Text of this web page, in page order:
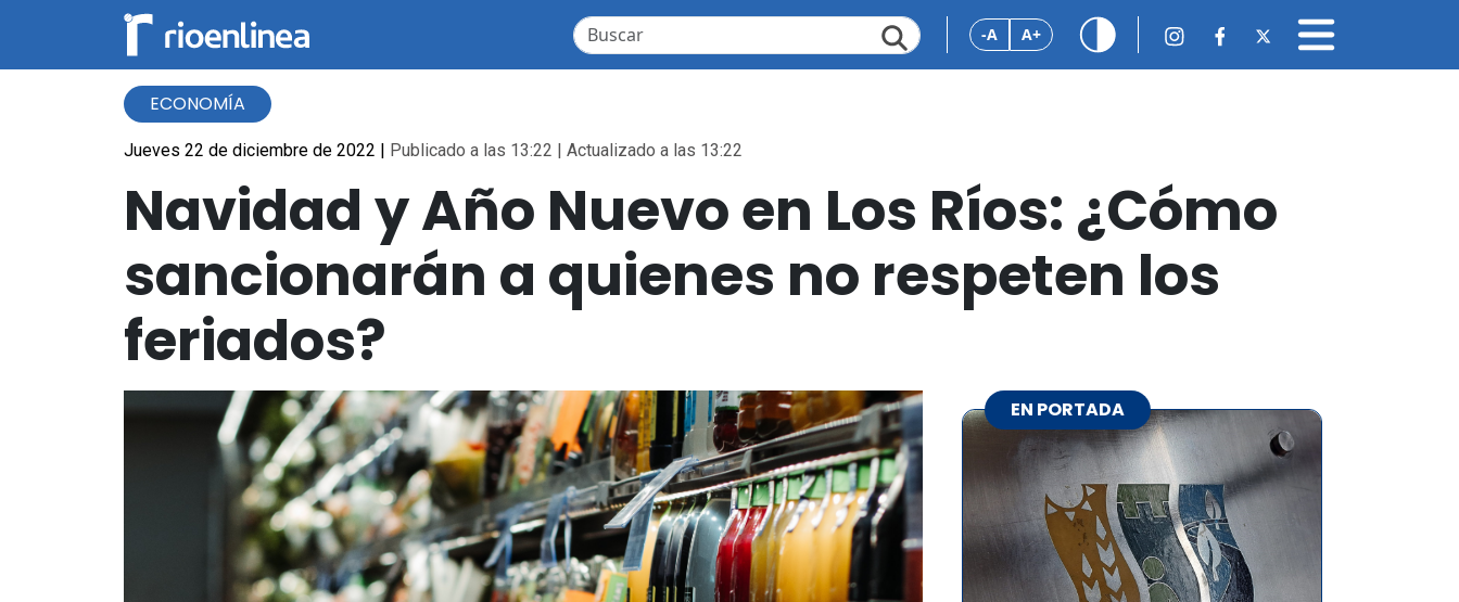
-A A+
ECONOMÍA
Jueves 22 de diciembre de 2022 | Publicado a las 13:22 | Actualizado a las 13:22
Navidad y Año Nuevo en Los Ríos: ¿Cómo
sancionarán a quienes no respeten los
feriados?
EN PORTADA